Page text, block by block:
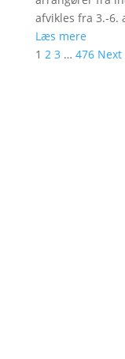
afvikles fra 3.-6.
Læs mere
1 2 3 … 476 Next